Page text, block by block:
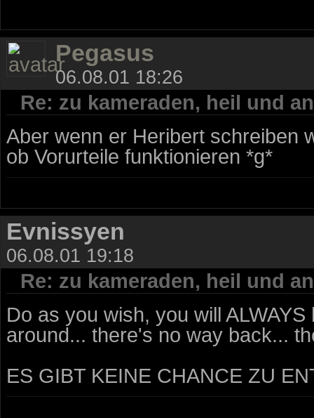
Pegasus
06.08.01 18:26
Re: zu kameraden, heil und
Aber wenn er Heribert schreiben
ob Vorurteile funktionieren *g*
Evnissyen
06.08.01 19:18
Re: zu kameraden, heil und
Do as you wish, you will
around... there's no way back...
ES GIBT KEINE CHANCE ZU